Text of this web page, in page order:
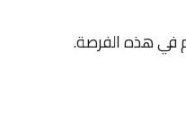
في هذه الفرصة.